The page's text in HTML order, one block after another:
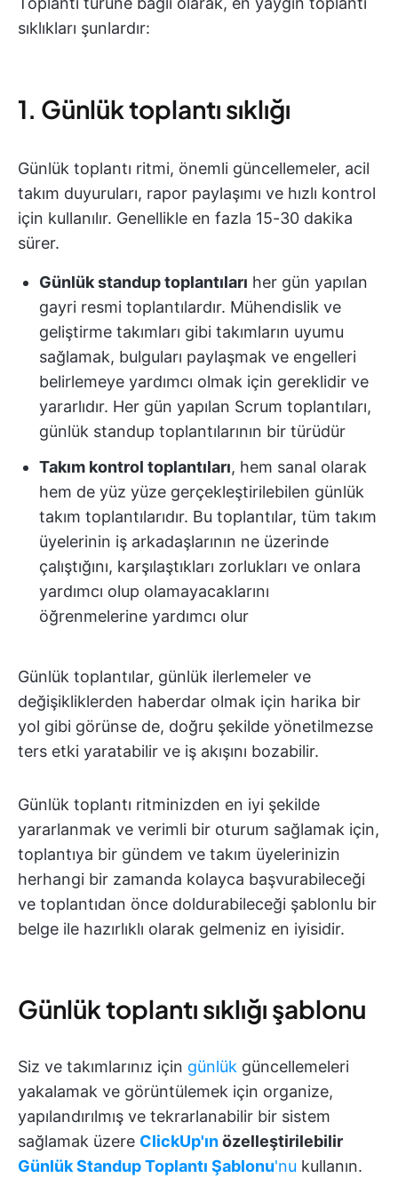
sıklıkları şunlardır:
1. Günlük toplantı sıklığı
Günlük toplantı ritmi, önemli güncellemeler, acil
takım duyuruları, rapor paylaşımı ve hızlı kontrol
için kullanılır. Genellikle en fazla 15-30 dakika
sürer.
Günlük standup toplantıları her gün yapılan
gayri resmi toplantılardır. Mühendislik ve
geliştirme takımları gibi takımların uyumu
sağlamak, bulguları paylaşmak ve engelleri
belirlemeye yardımcı olmak için gereklidir ve
yararlıdır. Her gün yapılan Scrum toplantıları,
günlük standup toplantılarının bir türüdür
Takım kontrol toplantıları, hem sanal olarak
hem de yüz yüze gerçekleştirilebilen günlük
takım toplantılarıdır. Bu toplantılar, tüm takım
üyelerinin iş arkadaşlarının ne üzerinde
çalıştığını, karşılaştıkları zorlukları ve onlara
yardımcı olup olamayacaklarını
öğrenmelerine yardımcı olur
Günlük toplantılar, günlük ilerlemeler ve
değişikliklerden haberdar olmak için harika bir
yol gibi görünse de, doğru şekilde yönetilmezse
ters etki yaratabilir ve iş akışını bozabilir.
Günlük toplantı ritminizden en iyi şekilde
yararlanmak ve verimli bir oturum sağlamak için,
toplantıya bir gündem ve takım üyelerinizin
herhangi bir zamanda kolayca başvurabileceği
ve toplantıdan önce doldurabileceği şablonlu bir
belge ile hazırlıklı olarak gelmeniz en iyisidir.
Günlük toplantı sıklığı şablonu
Siz ve takımlarınız için günlük güncellemeleri
yakalamak ve görüntülemek için organize,
yapılandırılmış ve tekrarlanabilir bir sistem
sağlamak üzere ClickUp'ınözelleştirilebilir
Günlük Standup Toplantı Şablonu'nu kullanın.